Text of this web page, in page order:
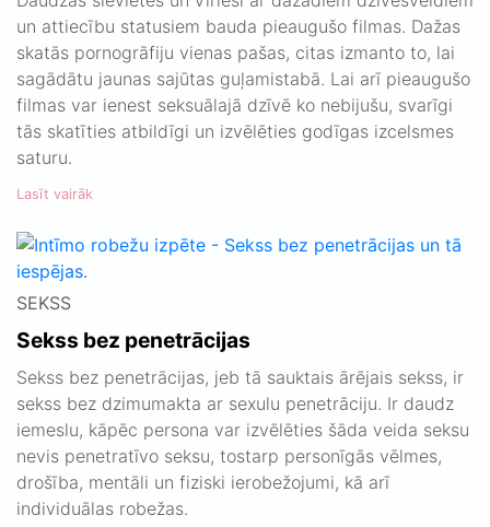
un attiecību statusiem bauda pieaugušo filmas. Dažas
skatās pornogrāfiju vienas pašas, citas izmanto to, lai
sagādātu jaunas sajūtas guļamistabā. Lai arī pieaugušo
filmas var ienest seksuālajā dzīvē ko nebijušu, svarīgi
tās skatīties atbildīgi un izvēlēties godīgas izcelsmes
saturu.
Lasīt vairāk
SEKSS
Sekss bez penetrācijas
Sekss bez penetrācijas, jeb tā sauktais ārējais sekss, ir
sekss bez dzimumakta ar sexulu penetrāciju. Ir daudz
iemeslu, kāpēc persona var izvēlēties šāda veida seksu
nevis penetratīvo seksu, tostarp personīgās vēlmes,
drošība, mentāli un fiziski ierobežojumi, kā arī
individuālas robežas.